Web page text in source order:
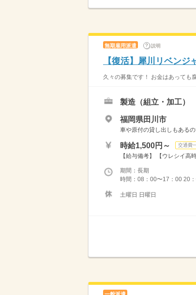
無期雇用派遣 説明
【復活】犀川リベン
久々の募集です！ お金はあっても
製造（組立・加工）
福岡県田川市
車や原付の貸し出しもある
時給1,500円～ 交通費
【給与備考】 【ウレシイ高
期間：長期
時間：08：00〜17：00 20
土曜日 日曜日